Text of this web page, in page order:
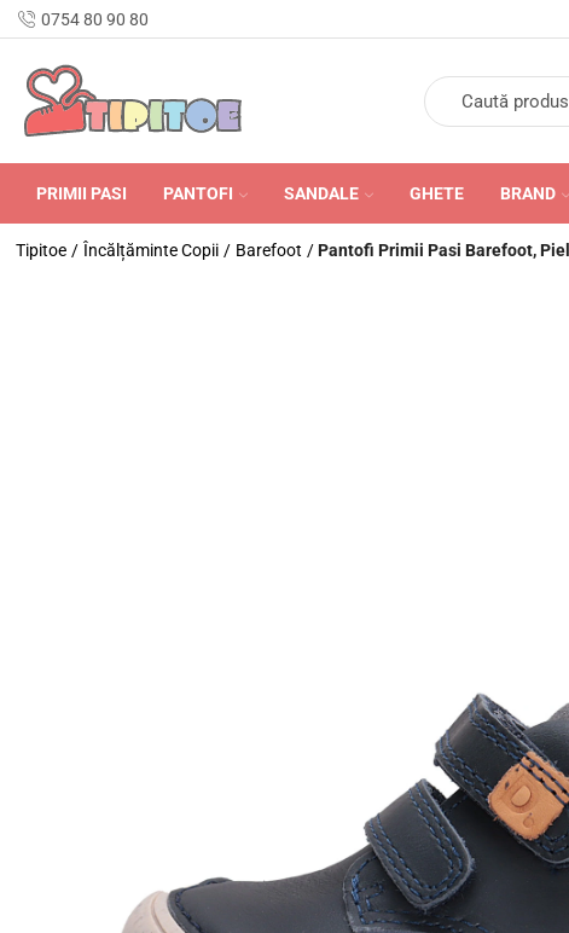
0754 80 90 80
în 24-48 de ore.
PRIMII PASI PANTOFI SANDALE GHETE BRAND
Tipitoe / Încălțăminte Copii / Barefoot /Pantofi Primii Pasi Barefoot,